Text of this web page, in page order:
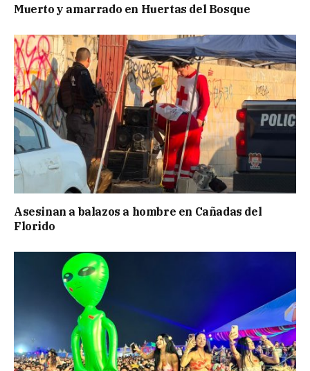
Muerto y amarrado en Huertas del Bosque
Asesinan a balazos a hombre en Cañadas del
Florido